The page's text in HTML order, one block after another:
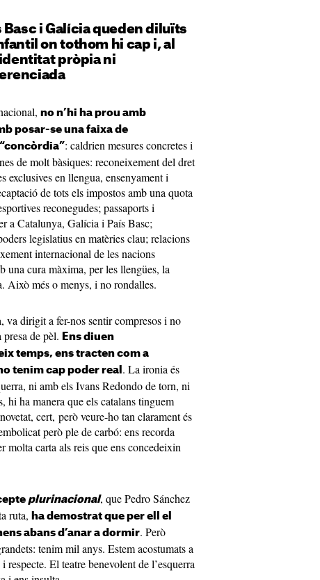
Basc i Galícia queden diluïts
on tothom hi cap i, al
pròpia ni
no n’hi ha prou amb
posar-se una faixa de
: caldrien mesures concretes i
de molt bàsiques: reconeixement del dret
exclusives en llengua, ensenyament i
de tots els impostos amb una quota
reconegudes; passaports i
a Catalunya, Galícia i País Basc;
legislatius en matèries clau; relacions
internacional de les nacions
una cura màxima, per les llengües, la
Això més o menys, i no rondalles.
va dirigit a fer-nos sentir compresos i no
presa de pèl.
Ens diuen
temps, ens tracten com a
tenim cap poder real . La ironia és
ni amb els Ivans Redondo de torn, ni
hi ha manera que els catalans tinguem
cert, però veure-ho tan clarament és
però ple de carbó: ens recorda
molta carta als reis que ens concedeixin
plurinacional, que Pedro Sánchez
ruta, ha demostrat que per ell el
abans d’anar a dormir. Però
tenim mil anys. Estem acostumats a
El teatre benevolent de l’esquerra